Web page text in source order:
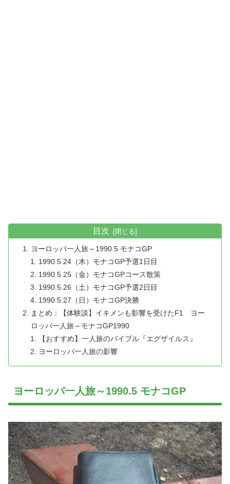
目次
ヨーロッパ一人旅～1990.5 モナコGP
1990.5.24（木）モナコGP予選1日目
1990.5.25（金）モナコGPコース散策
1990.5.26（土）モナコGP予選2日目
1990.5.27（日）モナコGP決勝
まとめ：【体験談】イキメンも影響を受けたF1 ヨー
ロッパ一人旅～モナコGP1990
【おすすめ】一人旅のバイブル『エグザイルス』
ヨーロッパ一人旅の影響
ヨーロッパ一人旅～1990.5 モナコGP